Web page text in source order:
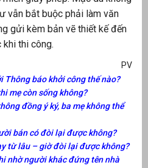
vẫn bắt buộc phải làm văn
gửi kèm bản vẽ thiết kế đến
thi công.
PV
Thông báo khởi công thế nào?
mẹ còn sống không?
đồng ý ký, ba mẹ không thể
bán có đòi lại được không?
từ lâu – giờ đòi lại được không?
nhờ người khác đứng tên nhà